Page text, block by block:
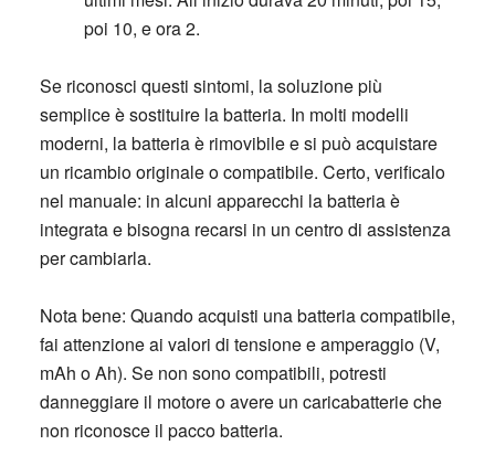
poi 10, e ora 2.
Se riconosci questi sintomi, la soluzione più
semplice èsostituire la batteria. In molti modelli
moderni, la batteria è rimovibile e si può acquistare
un ricambio originale o compatibile. Certo, verificalo
nel manuale: in alcuni apparecchi la batteria è
integrata e bisogna recarsi in un centro di assistenza
per cambiarla.
Nota bene: Quando acquisti una batteria compatibile,
fai attenzione ai valori di tensione e amperaggio (V,
mAh o Ah). Se non sono compatibili, potresti
danneggiare il motore o avere un caricabatterie che
non riconosce il pacco batteria.